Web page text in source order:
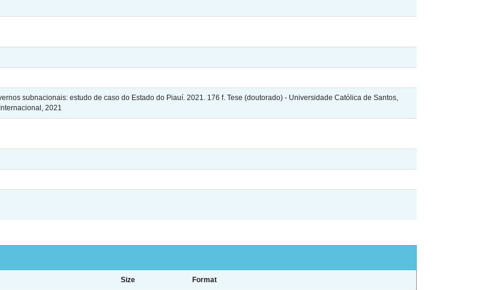
subnacionais: estudo de caso do Estado do Piauí. 2021. 176 f. Tese (doutorado) - Universidade Católica de Santos,
2021
Size Format